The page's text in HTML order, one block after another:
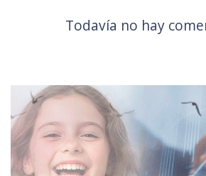
Todavía no hay